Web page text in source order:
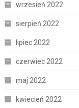
wrzesień 2022
sierpień 2022
lipiec 2022
czerwiec 2022
maj 2022
kwiecień 2022